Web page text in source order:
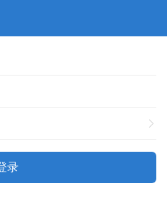
录